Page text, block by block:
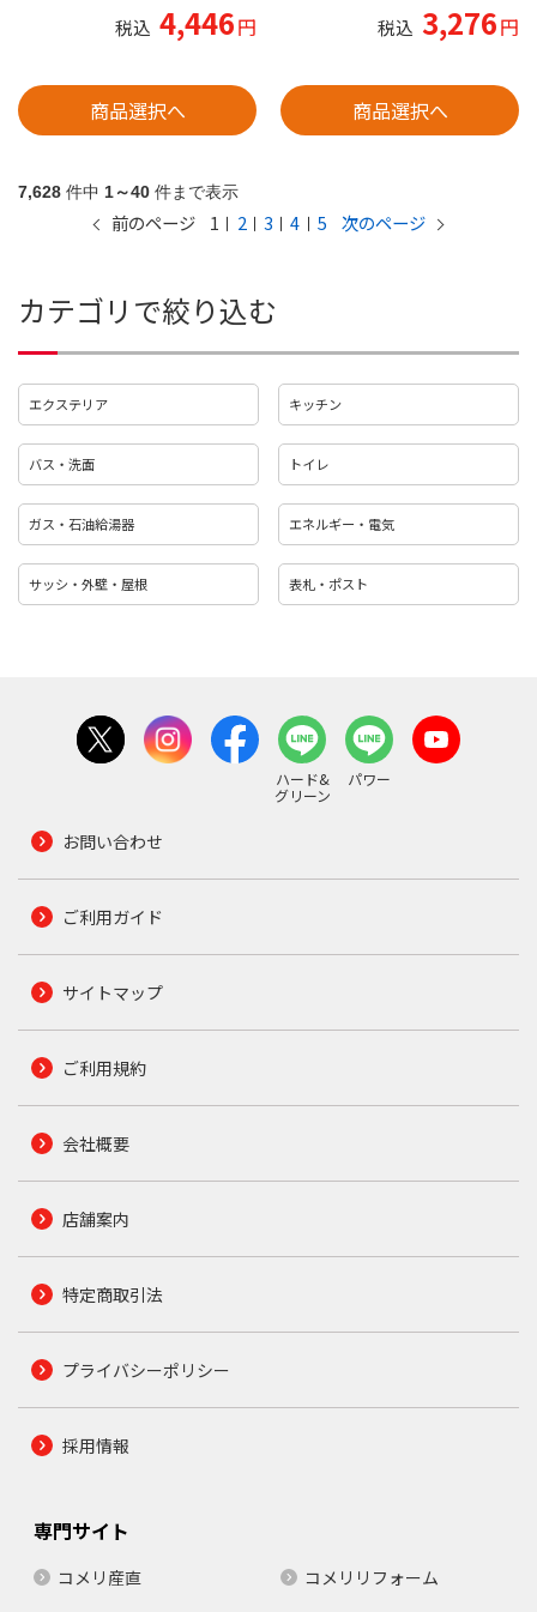
税込 4,446円
商品選択へ
税込 3,276円
商品選択へ
7,628 件中 1～40 件まで表示
前のページ 1 2 3 4 5 次のページ
カテゴリで絞り込む
エクステリア キッチン
バス・洗面 トイレ
ガス・石油給湯器 エネルギー・電気
サッシ・外壁・屋根 表札・ポスト
ハード&
グリーン
パワー
お問い合わせ
ご利用ガイド
サイトマップ
ご利用規約
会社概要
店舗案内
特定商取引法
プライバシーポリシー
採用情報
専門サイト
コメリ産直
コメリリフォーム